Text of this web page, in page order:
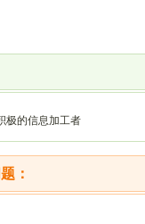
极的信息加工者
：